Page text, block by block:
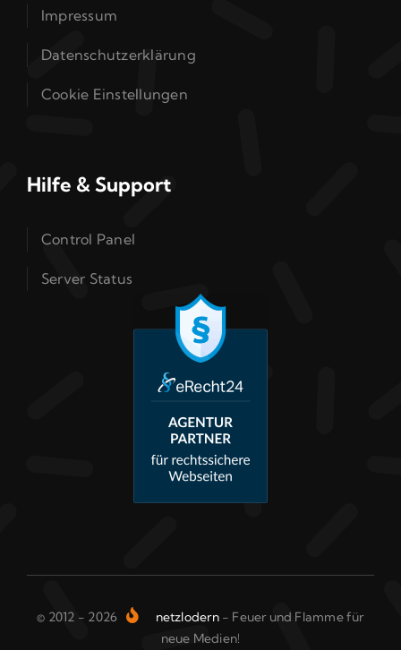
Impressum
Datenschutzerklärung
Cookie Einstellungen
Hilfe & Support
Control Panel
Server Status
© 2012 - 2026 netzlodern- Feuer und Flamme für
neue Medien!